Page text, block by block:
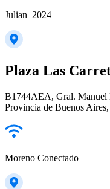
Julian_2024
Plaza Las
B1744AEA, Gral. Manuel
Provincia de Buenos
Moreno Conectado